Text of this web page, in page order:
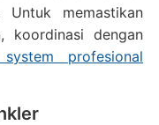
Untuk memastikan
koordinasi dengan
profesional